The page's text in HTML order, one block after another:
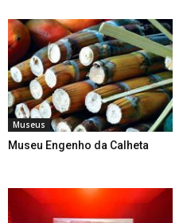
Museus
Museu Engenho da Calheta